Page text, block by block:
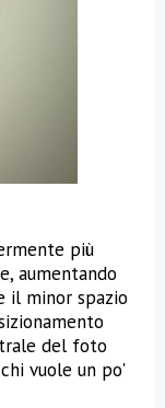
più
aumentando
il minor spazio
del foto
vuole un po'